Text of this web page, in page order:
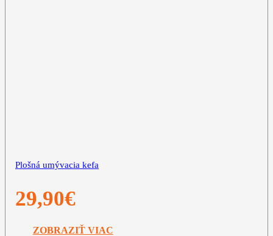
Plošná umývacia kefa
29,90€
ZOBRAZIŤ VIAC